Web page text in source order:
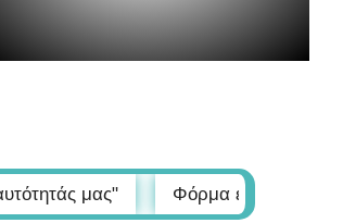
Φόρμα εγγραφής στα Σεμινάρια